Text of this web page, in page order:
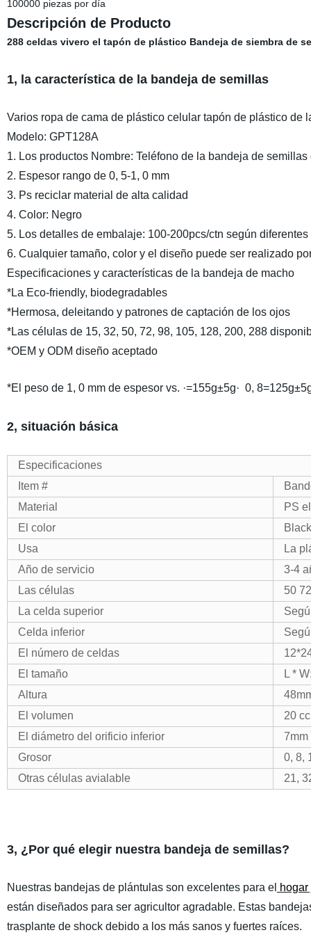
100000 piezas por día
Descripción de Producto
288 celdas vivero el tapón de plástico Bandeja de siembra de
1, la característica de la bandeja de semillas
Varios ropa de cama de plástico celular tapón de plástico
Modelo: GPT128A
1. Los productos Nombre: Teléfono de la bandeja de
2. Espesor rango de 0, 5-1, 0 mm
3. Ps reciclar material de alta calidad
4. Color: Negro
5. Los detalles de embalaje: 100-200pcs/ctn según
6. Cualquier tamaño, color y el diseño puede ser realizado
Especificaciones y características de la bandeja de macho
*La Eco-friendly, biodegradables
*Hermosa, deleitando y patrones de captación de los ojos
*Las células de 15, 32, 50, 72, 98, 105, 128, 200, 288
*OEM y ODM diseño aceptado
*El peso de 1, 0 mm de espesor vs. ·=155g±5g· 0,
2, situación básica
Especificaciones
Item #
Material
PS
El color
Black
Usa
La
Año de servicio
3-4
Las células
50
La celda superior
Celda inferior
El número de celdas
El tamaño
L *
Altura
El volumen
20 cc
El diámetro del orificio inferior
7mm
Grosor
0, 8,
Otras células avialable
21,
3, ¿Por qué elegir nuestra bandeja de semillas?
Nuestras bandejas de plántulas son excelentes para el
están diseñados para ser agricultor agradable. Estas
trasplante de shock debido a los más sanos y fuertes raíces.